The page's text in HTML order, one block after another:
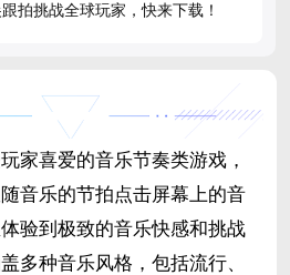
拍挑战全球玩家，快来下载！
家喜爱的音乐节奏类游戏，
音乐的节拍点击屏幕上的音
验到极致的音乐快感和挑战
多种音乐风格，包括流行、